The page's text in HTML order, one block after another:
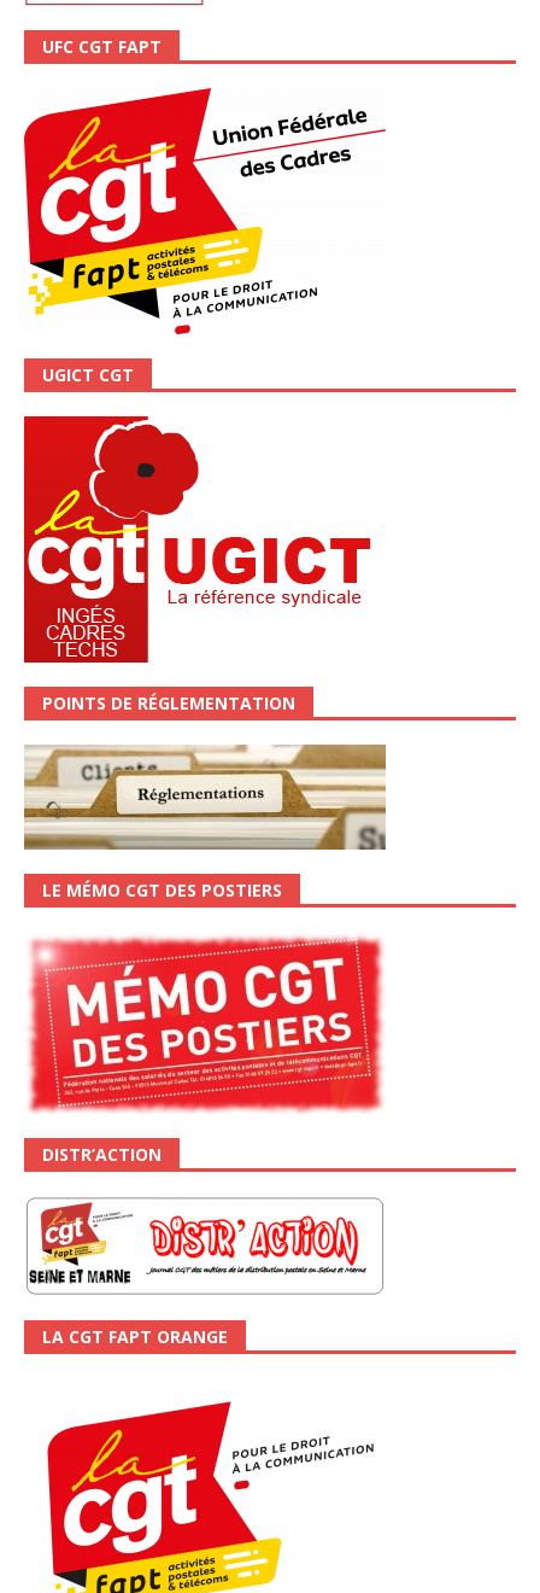
UFC CGT FAPT
UGICT CGT
POINTS DE RÉGLEMENTATION
LE MÉMO CGT DES POSTIERS
DISTR’ACTION
LA CGT FAPT ORANGE